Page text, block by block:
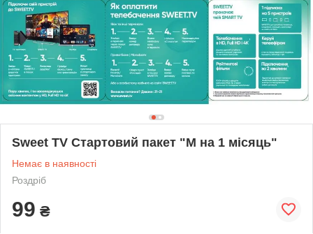
Sweet TV Стартовий пакет "M на 1 місяць"
Немає в наявності
Роздріб
99 ₴